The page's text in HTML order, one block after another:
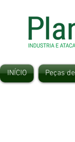
INÍCIO Peças